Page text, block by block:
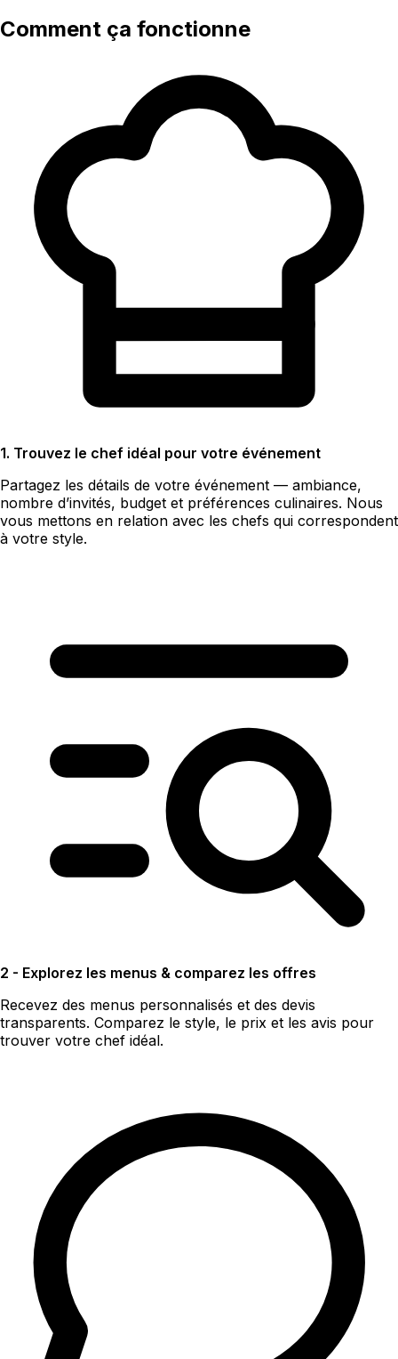
Comment ça fonctionne
1. Trouvez le chef idéal pour votre événement
Partagez les détails de votre événement — ambiance,
nombre d’invités, budget et préférences culinaires. Nous
vous mettons en relation avec les chefs qui correspondent
à votre style.
2 - Explorez les menus & comparez les offres
Recevez des menus personnalisés et des devis
transparents. Comparez le style, le prix et les avis pour
trouver votre chef idéal.